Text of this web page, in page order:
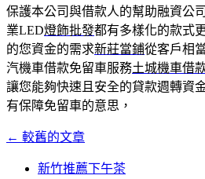
保護本公司與借款人的幫助融資公
業LED燈飾批發都有多樣化的款式
的您資金的需求新莊當鋪從客戶相
汽機車借款免留車服務土城機車借
讓您能夠快速且安全的貸款週轉資
有保障免留車的意思，
文
← 較舊的文章
新竹推薦下午茶